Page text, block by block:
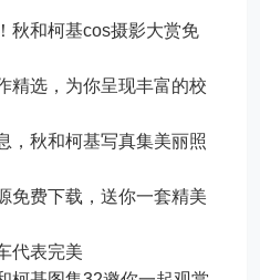
秋和柯基cos摄影大赏免
精选，为你呈现丰富的校
，秋和柯基写真集美丽照
免费下载，送你一套精美
代表完美